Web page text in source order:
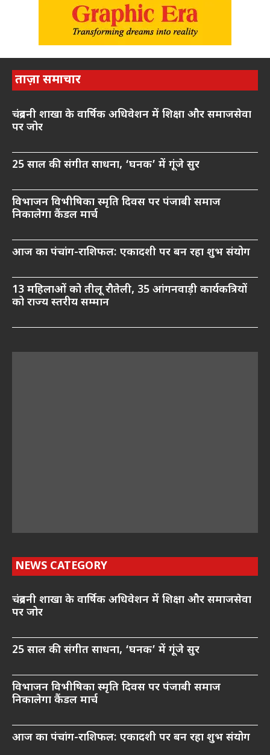
ताज़ा समाचार
चंद्रबनी शाखा के वार्षिक अधिवेशन में शिक्षा और समाजसेवा
पर जोर
25 साल की संगीत साधना, ‘घनक’ में गूंजे सुर
विभाजन विभीषिका स्मृति दिवस पर पंजाबी समाज
निकालेगा कैंडल मार्च
आज का पंचांग-राशिफल: एकादशी पर बन रहा शुभ संयोग
13 महिलाओं को तीलू रौतेली, 35 आंगनवाड़ी कार्यकत्रियों
को राज्य स्तरीय सम्मान
NEWS CATEGORY
चंद्रबनी शाखा के वार्षिक अधिवेशन में शिक्षा और समाजसेवा
पर जोर
25 साल की संगीत साधना, ‘घनक’ में गूंजे सुर
विभाजन विभीषिका स्मृति दिवस पर पंजाबी समाज
निकालेगा कैंडल मार्च
आज का पंचांग-राशिफल: एकादशी पर बन रहा शुभ संयोग